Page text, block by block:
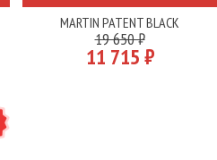
MARTIN PATENT BLACK
19 650 ₽
11 715 ₽